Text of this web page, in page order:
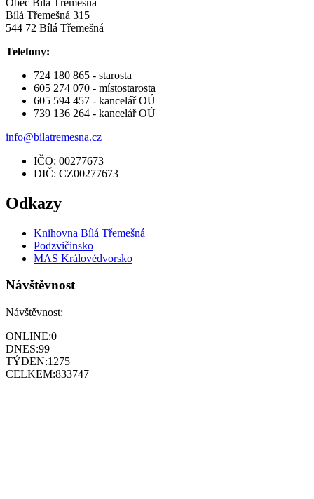
Bílá Třemešná 315
544 72 Bílá Třemešná
Telefony:
724 180 865 - starosta
605 274 070 - místostarosta
605 594 457 - kancelář OÚ
739 136 264 - kancelář OÚ
info@bilatremesna.cz
IČO: 00277673
DIČ: CZ00277673
Odkazy
Knihovna Bílá Třemešná
Podzvičinsko
MAS Královédvorsko
Návštěvnost
Návštěvnost:
ONLINE:0
DNES:99
TÝDEN:1275
CELKEM:833747